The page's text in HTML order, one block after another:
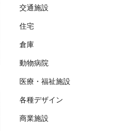
交通施設
住宅
倉庫
動物病院
医療・福祉施設
各種デザイン
商業施設